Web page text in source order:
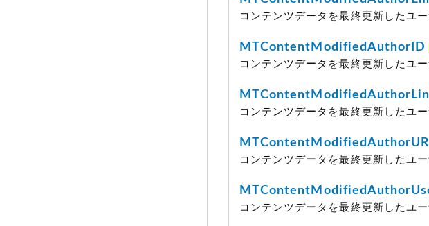
コンテンツデータを最終更新したユ
MTContentModifiedAuthorID
コンテンツデータを最終更新したユ
コンテンツデータを最終更新したユ
コンテンツデータを最終更新したユ
コンテンツデータを最終更新したユ